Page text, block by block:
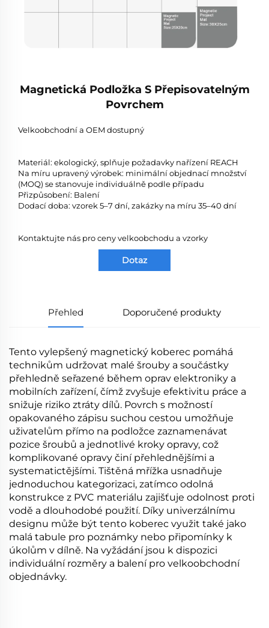
Magnetická Podložka S Přepisovatelným
Povrchem
Velkoobchodní a OEM dostupný
Materiál: ekologický, splňuje požadavky nařízení REACH
Na míru upravený výrobek: minimální objednací množství
(MOQ) se stanovuje individuálně podle případu
Přizpůsobení: Balení
Dodací doba: vzorek 5–7 dní, zakázky na míru 35–40 dní
Kontaktujte nás pro ceny velkoobchodu a vzorky
Dotaz
Přehled Doporučené produkty
Tento vylepšený magnetický koberec pomáhá
technikům udržovat malé šrouby a součástky
přehledně seřazené během oprav elektroniky a
mobilních zařízení, čímž zvyšuje efektivitu práce a
snižuje riziko ztráty dílů. Povrch s možností
opakovaného zápisu suchou cestou umožňuje
uživatelům přímo na podložce zaznamenávat
pozice šroubů a jednotlivé kroky opravy, což
komplikované opravy činí přehlednějšími a
systematictějšími. Tištěná mřížka usnadňuje
jednoduchou kategorizaci, zatímco odolná
konstrukce z PVC materiálu zajišťuje odolnost proti
vodě a dlouhodobé použití. Díky univerzálnímu
designu může být tento koberec využit také jako
malá tabule pro poznámky nebo připomínky k
úkolům v dílně. Na vyžádání jsou k dispozici
individuální rozměry a balení pro velkoobchodní
objednávky.